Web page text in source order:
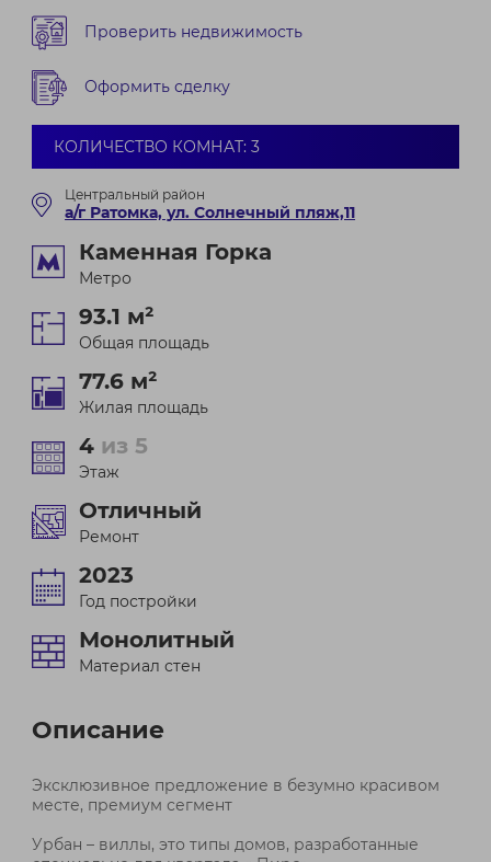
Проверить недвижимость
Оформить сделку
КОЛИЧЕСТВО КОМНАТ: 3
Центральный район
а/г Ратомка, ул. Солнечный пляж,11
Каменная Горка
Метро
93.1 м²
Общая площадь
77.6 м²
Жилая площадь
4 из 5
Этаж
Отличный
Ремонт
2023
Год постройки
Монолитный
Материал стен
Описание
Эксклюзивное предложение в безумно красивом
месте, премиум сегмент
Урбан – виллы, это типы домов, разработанные